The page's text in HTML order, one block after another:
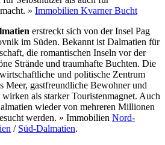
» Immobilien Kvarner Bucht
erstreckt sich von der Insel Pag
im Süden. Bekannt ist Dalmatien für
die romantischen Inseln vor der
Strände und traumhafte Buchten. Die
und politische Zentrum
Meer, gastfreundliche Bewohner und
als starker Touristenmagnet. Auch
wieder von mehreren Millionen
werden. » Immobilien Nord-
/ Süd-Dalmatien.